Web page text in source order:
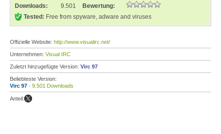
Downloads:
9.501
Bewertung:
Tested: Free from spyware, adware and viruses
Offizielle Website: http://www.visualirc.net/
Unternehmen: Visual IRC
Zuletzt hinzugefügte Version: Virc 97
Beliebteste Version:
Virc 97 - 9.501 Downloads
Anteil: